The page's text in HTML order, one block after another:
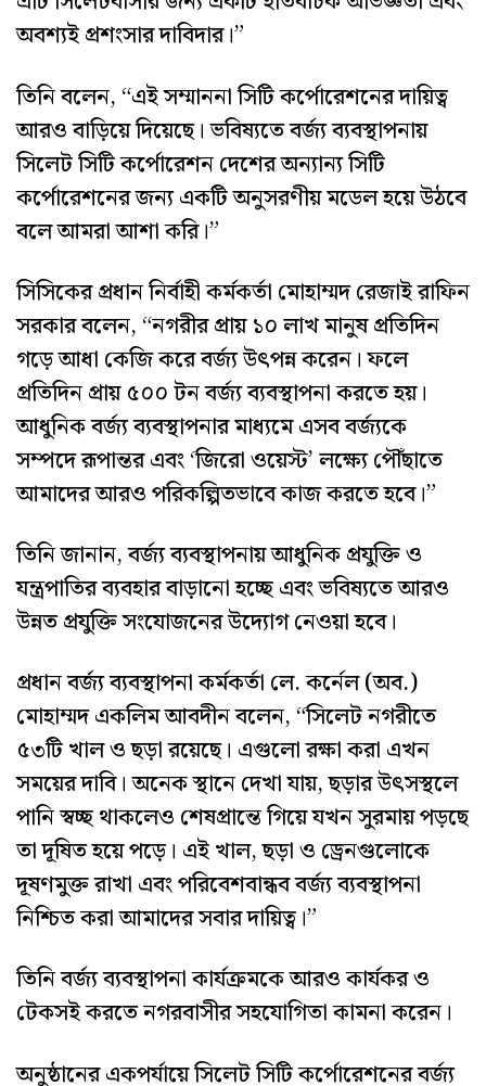
অবশ্যই প্রশংসার দাবিদার।”
তিনি বলেন, “এই সম্মাননা সিটি কর্পোরেশনের দায়িত্ব
আরও বাড়িয়ে দিয়েছে। ভবিষ্যতে বর্জ্য ব্যবস্থাপনায়
সিলেট সিটি কর্পোরেশন দেশের অন্যান্য সিটি
কর্পোরেশনের জন্য একটি অনুসরণীয় মডেল হয়ে উঠবে
বলে আমরা আশা করি।”
সিসিকের প্রধান নির্বাহী কর্মকর্তা মোহাম্মদ রেজাই রাফিন
সরকার বলেন, “নগরীর প্রায় ১০ লাখ মানুষ প্রতিদিন
গড়ে আধা কেজি করে বর্জ্য উৎপন্ন করেন। ফলে
প্রতিদিন প্রায় ৫০০ টন বর্জ্য ব্যবস্থাপনা করতে হয়।
আধুনিক বর্জ্য ব্যবস্থাপনার মাধ্যমে এসব বর্জ্যকে
সম্পদে রূপান্তর এবং ‘জিরো ওয়েস্ট’ লক্ষ্যে পৌঁছাতে
আমাদের আরও পরিকল্পিতভাবে কাজ করতে হবে।”
তিনি জানান, বর্জ্য ব্যবস্থাপনায় আধুনিক প্রযুক্তি ও
যন্ত্রপাতির ব্যবহার বাড়ানো হচ্ছে এবং ভবিষ্যতে আরও
উন্নত প্রযুক্তি সংযোজনের উদ্যোগ নেওয়া হবে।
প্রধান বর্জ্য ব্যবস্থাপনা কর্মকর্তা লে. কর্নেল (অব.)
মোহাম্মদ একলিম আবদীন বলেন, “সিলেট নগরীতে
৫৩টি খাল ও ছড়া রয়েছে। এগুলো রক্ষা করা এখন
সময়ের দাবি। অনেক স্থানে দেখা যায়, ছড়ার উৎসস্থলে
পানি স্বচ্ছ থাকলেও শেষপ্রান্তে গিয়ে যখন সুরমায় পড়ছে
তা দূষিত হয়ে পড়ে। এই খাল, ছড়া ও ড্রেনগুলোকে
দূষণমুক্ত রাখা এবং পরিবেশবান্ধব বর্জ্য ব্যবস্থাপনা
নিশ্চিত করা আমাদের সবার দায়িত্ব।”
তিনি বর্জ্য ব্যবস্থাপনা কার্যক্রমকে আরও কার্যকর ও
টেকসই করতে নগরবাসীর সহযোগিতা কামনা করেন।
অনুষ্ঠানের একপর্যায়ে সিলেট সিটি কর্পোরেশনের বর্জ্য